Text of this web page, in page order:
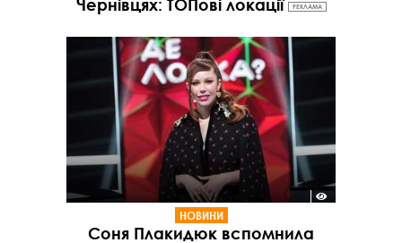
Чернівцях: ТОПові локації
РЕКЛАМА
НОВИНИ
Соня Плакидюк вспомнила